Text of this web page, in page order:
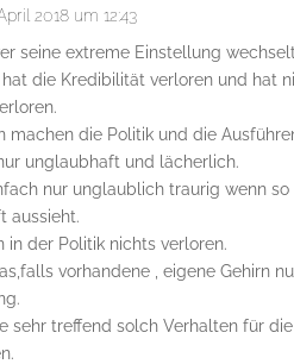
2018 um 12:43
seine extreme Einstellung
die Kredibilität verloren und hat
machen die Politik und die
unglaubhaft und lächerlich.
nur unglaublich traurig wenn so
aussieht.
in der Politik nichts verloren.
vorhandene , eigene Gehirn
sehr treffend solch Verhalten für